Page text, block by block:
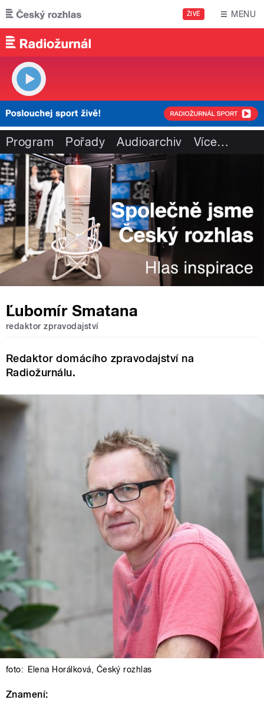
Přejít k hlavnímu obsahu
ŽIVĚ MENU
Program Pořady Audioarchiv Více…
Ľubomír Smatana
redaktor zpravodajství
Redaktor domácího zpravodajství na
Radiožurnálu.
foto: Elena Horálková, Český rozhlas
Znamení: